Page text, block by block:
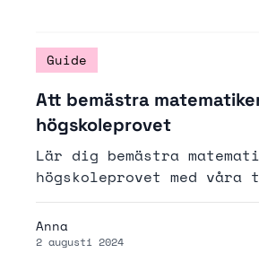
Guide
Att bemästra
högskoleprovet
Lär dig bemästra
högskoleprovet med våra
strategier. Vi täcker de
områdena, delproven och
lösningsmetoderna för att
Anna
2 augusti 2024